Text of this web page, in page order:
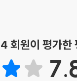
회원이 평가한